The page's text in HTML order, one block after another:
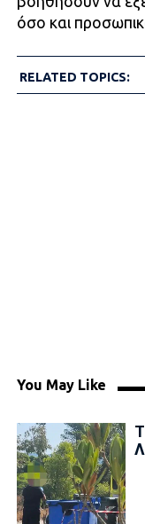
όσο και
RELATED TOPICS:
You May Like